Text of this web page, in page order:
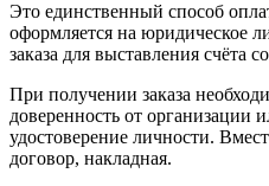
Это единственный способ
оформляется на юридическое
заказа для выставления счёта
При получении заказа
доверенность от организации
удостоверение личности.
договор, накладная.